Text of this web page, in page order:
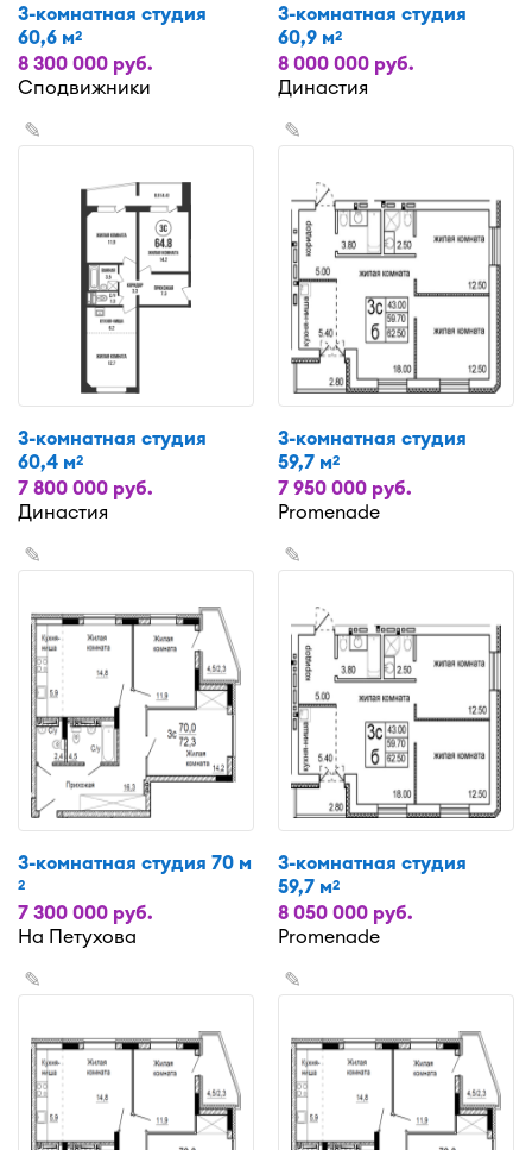
3-комнатная студия
60,6 м2
8 300 000 руб.
Сподвижники
3-комнатная студия
60,9 м2
8 000 000 руб.
Династия
✎
3-комнатная студия
60,4 м2
7 800 000 руб.
Династия
✎
3-комнатная студия
59,7 м2
7 950 000 руб.
Promenade
✎
3-комнатная студия 70 м
2
7 300 000 руб.
На Петухова
✎
3-комнатная студия
59,7 м2
8 050 000 руб.
Promenade
✎ ✎